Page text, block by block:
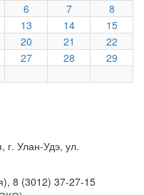
6 7
8
13 14
15
20 21
22
27 28
29
г. Улан-Удэ, ул.
8 (3012) 37-27-15